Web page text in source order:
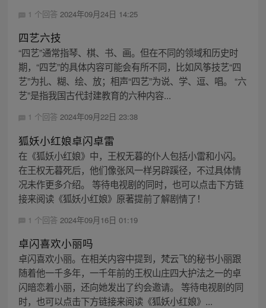
1 个回答 2024年09月24日 14:25
四艺六技
“四艺”通常指琴、棋、书、画。但在不同的领域和历史时
期，“四艺”的具体内容可能会有所不同，比如风筝技艺“四
艺”为扎、糊、绘、放；相声“四艺”为说、学、逗、唱。 “六
艺”是指我国古代封建教育的六种内容...
1 个回答 2024年09月22日 23:38
狐妖小红娘卓闪卓雷
在《狐妖小红娘》中，王权无暮的仆人包括小雷和小闪。
在王权无暮死后，他们像张风一样另辟蹊径，不过具体情
况未作更多介绍。 等待电视剧的同时，也可以点击下方链
接来阅读《狐妖小红娘》原著提前了解剧情了！
1 个回答 2024年09月16日 01:19
卓闪喜欢小丽吗
卓闪喜欢小丽。在相关内容中提到，梵云飞的秘书小丽跟
随着他一千多年，一千年前的王权山庄四大护法之一的卓
闪暗恋着小丽，还向她发出了约会邀请。 等待电视剧的同
时，也可以点击下方链接来阅读《狐妖小红娘》...